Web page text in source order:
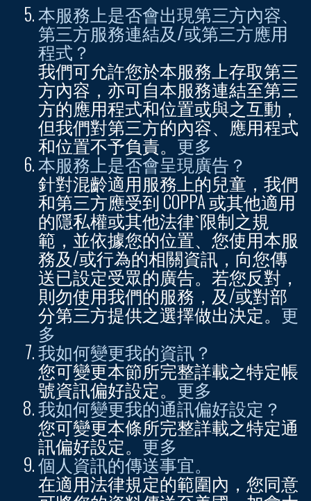
本服務上是否會出現第三方內容、
第三方服務連結及/或第三方應用
程式？
我們可允許您於本服務上存取第三
方內容，亦可自本服務連結至第三
方的應用程式和位置或與之互動，
但我們對第三方的內容、應用程式
和位置不予負責。更多
本服務上是否會呈現廣告？
針對混齡適用服務上的兒童，我們
和第三方應受到 COPPA 或其他適用
的隱私權或其他法律ˋ限制之規
範，並依據您的位置、您使用本服
務及/或行為的相關資訊，向您傳
送已設定受眾的廣告。若您反對，
則勿使用我們的服務，及/或對部
分第三方提供之選擇做出決定。更
多
我如何變更我的資訊？
您可變更本節所完整詳載之特定帳
號資訊偏好設定。更多
我如何變更我的通訊偏好設定？
您可變更本條所完整詳載之特定通
訊偏好設定。 更多
個人資訊的傳送事宜。
在適用法律規定的範圍內，您同意